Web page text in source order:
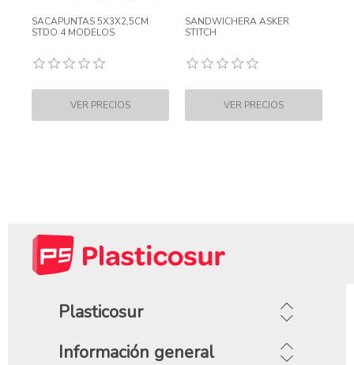
SACAPUNTAS 5X3X2,5CM
STDO 4 MODELOS
SANDWICHERA ASKER
STITCH
Plasticosur
Información general